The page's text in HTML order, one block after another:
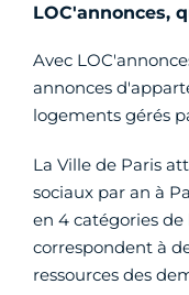
LOC'annonces,
Avec
annonces
logements gérés
La Ville de Paris
sociaux par an à
en 4 catégories de
correspondent à
ressources des